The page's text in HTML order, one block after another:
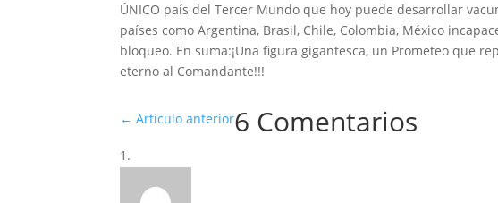
ÚNICO país del Tercer Mundo que hoy puede desarrollar
países como Argentina, Brasil, Chile, Colombia, México
bloqueo. En suma:¡Una figura gigantesca, un Prometeo que
eterno al Comandante!!!
←Artículo anterior6 Comentarios